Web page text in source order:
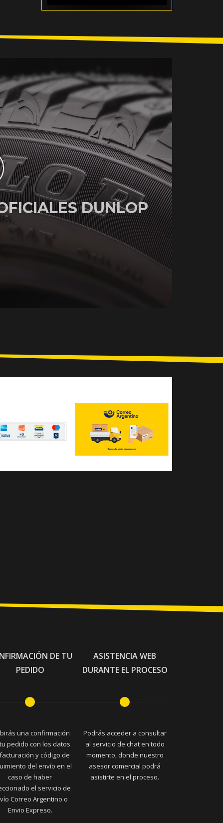
DUNLOP
DE TU
PEDIDO
una confirmación
pedido con los datos
y código de
del envío en el
caso de haber
el servicio de
Correo Argentino o
Envio Expreso.
ASISTENCIA WEB
DURANTE EL PROCESO
Podrás acceder a consultar
al servicio de chat en todo
momento, donde nuestro
asesor comercial podrá
asistirte en el proceso.